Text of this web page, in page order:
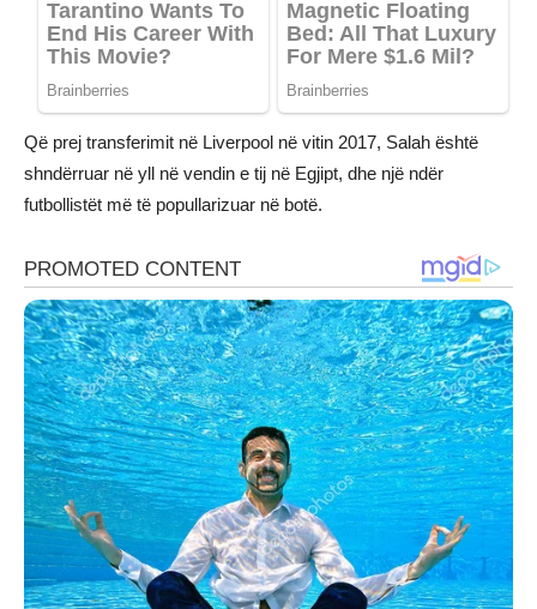
Që prej transferimit në Liverpool në vitin 2017, Salah është
shndërruar në yll në vendin e tij në Egjipt, dhe një ndër
futbollistët më të popullarizuar në botë.